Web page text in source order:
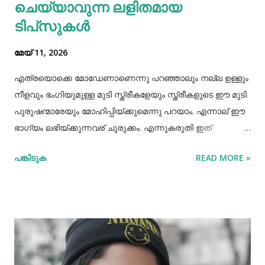
ചെയ്യാവുന്ന ലളിതമായ
ടിപ്‌സുകൾ
മേയ് 11, 2026
എത്രയൊക്കെ മോഡേണാണെന്നു പറഞ്ഞാലും നല്ല ഉള്ളും
നീളവും ഭംഗിയുമുള്ള മുടി സ്ത്രീകളേയും സ്ത്രീകളുടെ ഈ മുടി
പുരുഷന്മാരേയും മോഹിപ്പിയ്ക്കുമെന്നു പറയാം. എന്നാല് ഈ
ഭാഗ്യം ലഭിയ്ക്കുന്നവര് ചുരുക്കം. എന്നുകരുതി ഇത്
സഹായിക്കുന്ന ചില വഴികളെക്കുറിച്ചറിയൂ,മുടി വളര്‍ച്ചയ്ക്ക്
ചീകുന്നത് ശരിയായ രീതിയിലല്ലെങ്കില്‍ മുടി ജട പിടിക്കാനും
പൊട്ടിപ്പോകാനുമുള്ള സാധ്യതയും കൂടും. മുടി ശരിയായി
ചീകുന്നതിനും ചില വഴികളുണ്ട്. ആമസോണിൽ 80% വരെ
പങ്കിടുക READ MORE »